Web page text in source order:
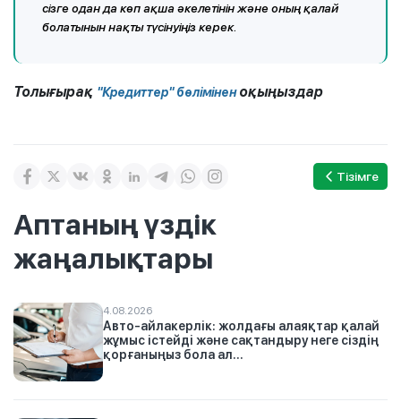
сізге одан да көп ақша әкелетінін және оның қалай
болатынын нақты түсінуіңіз керек.
Толығырақ "Кредиттер" бөліміненоқыңыздар
Тізімге
Аптаның үздік
жаңалықтары
4.08.2026
Авто-айлакерлік: жолдағы алаяқтар қалай
жұмыс істейді және сақтандыру неге сіздің
қорғаныңыз бола ал...